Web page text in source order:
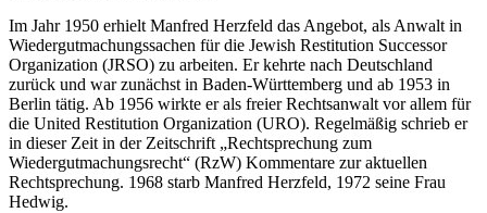
Im Jahr 1950 erhielt Manfred Herzfeld das Angebot, als Anwalt in
Wiedergutmachungssachen für die Jewish Restitution Successor
Organization (JRSO) zu arbeiten. Er kehrte nach Deutschland
zurück und war zunächst in Baden-Württemberg und ab 1953 in
Berlin tätig. Ab 1956 wirkte er als freier Rechtsanwalt vor allem für
die United Restitution Organization (URO). Regelmäßig schrieb er
in dieser Zeit in der Zeitschrift „Rechtsprechung zum
Wiedergutmachungsrecht“ (RzW) Kommentare zur aktuellen
Rechtsprechung. 1968 starb Manfred Herzfeld, 1972 seine Frau
Hedwig.